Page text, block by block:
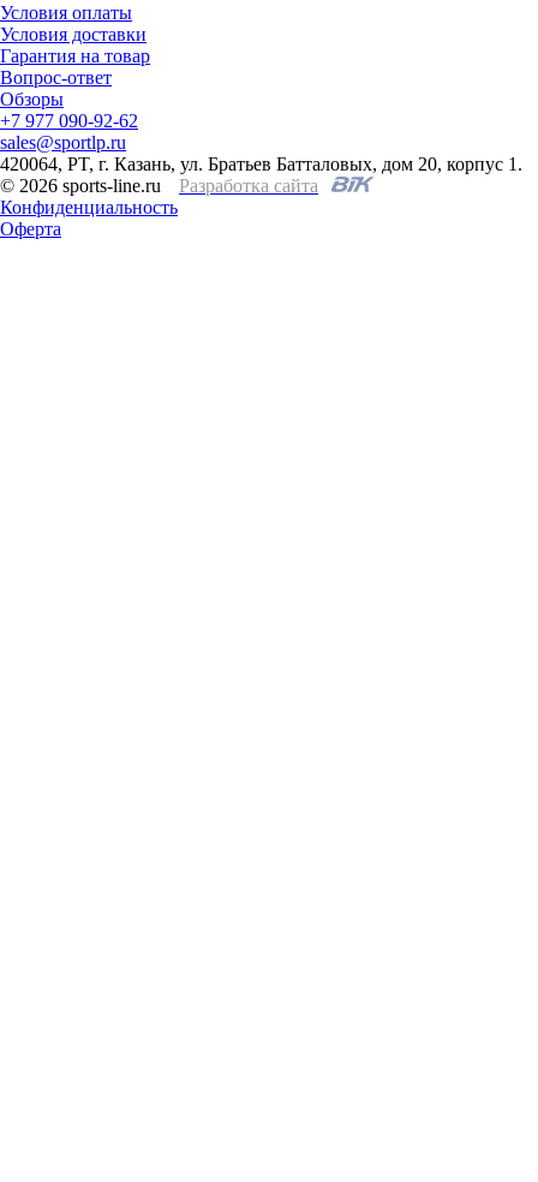
Условия оплаты
Условия доставки
Гарантия на товар
Вопрос-ответ
Обзоры
+7 977 090-92-62
sales@sportlp.ru
420064, PT, г. Казань, ул. Братьев Батталовых, дом 20, корпус 1.
© 2026 sports-line.ru
Разработка сайта
Конфиденциальность
Оферта